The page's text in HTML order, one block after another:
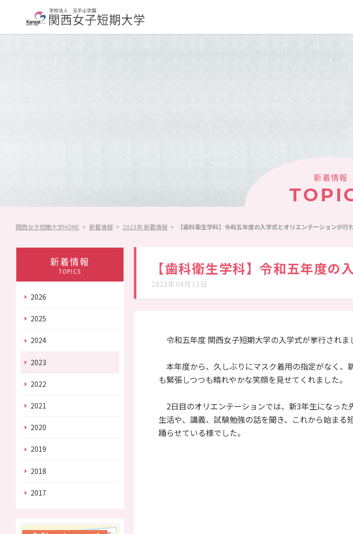
大学
図書
情報公開
Information
その他
Other
新着情報
関西女子短期大学HOME > 新着情報 > 2023年 新着情報 > 【歯科衛生学科】令和五年度の入学式とオリエンテーションが行
【歯科衛生学科】令和五年度の
2023年04月13日
令和五年度 関西女子短期大学の入学式が挙行されま
本年度から、久しぶりにマスク着用の指定がなく、
も緊張しつつも晴れやかな笑顔を見せてくれました。
2日目のオリエンテーションでは、新3年生になった
生活や、講義、試験勉強の話を聞き、これから始まる
踊らせている様でした。
新着情報
TOPICS
2026
2025
2024
2023
2022
2021
2020
2019
2018
2017